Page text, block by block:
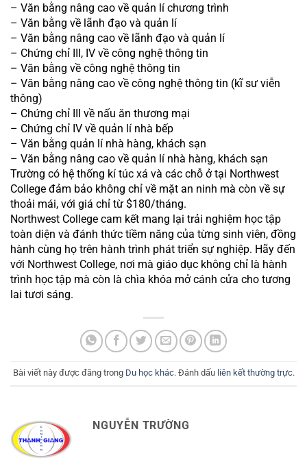
– Văn bằng nâng cao về quản lí chương trình
– Văn bằng về lãnh đạo và quản lí
– Văn bằng nâng cao về lãnh đạo và quản lí
– Chứng chỉ III, IV về công nghệ thông tin
– Văn bằng về công nghệ thông tin
– Văn bằng nâng cao về công nghệ thông tin (kĩ sư viễn
thông)
– Chứng chỉ III về nấu ăn thương mại
– Chứng chỉ IV về quản lí nhà bếp
– Văn bằng quản lí nhà hàng, khách sạn
– Văn bằng nâng cao về quản lí nhà hàng, khách sạn
Trường có hệ thống kí túc xá và các chỗ ở tại Northwest
College đảm bảo không chỉ về mặt an ninh mà còn về sự
thoải mái, với giá chỉ từ $180/tháng.
Northwest College cam kết mang lại trải nghiệm học tập
toàn diện và đánh thức tiềm năng của từng sinh viên, đồng
hành cùng họ trên hành trình phát triển sự nghiệp. Hãy đến
với Northwest College, nơi mà giáo dục không chỉ là hành
trình học tập mà còn là chìa khóa mở cánh cửa cho tương
lai tươi sáng.
Bài viết này được đăng trong Du học khác. Đánh dấu liên kết thường trực.
NGUYỄN TRƯỜNG